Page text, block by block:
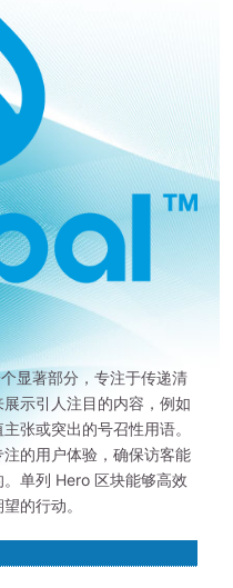
显著部分，专注于传递清
示引人注目的内容，例如
张或突出的号召性用语。
的用户体验，确保访客能
单列 Hero 区块能够高效
的行动。